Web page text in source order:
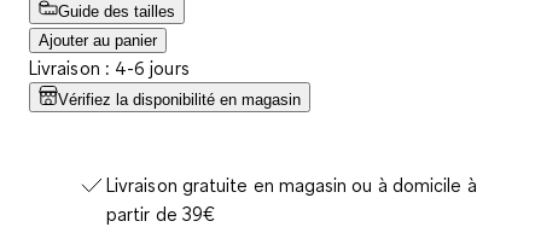
Guide des tailles
Ajouter au panier
Livraison : 4-6 jours
Vérifiez la disponibilité en magasin
Livraison gratuite en magasin ou à domicile à
partir de 39€